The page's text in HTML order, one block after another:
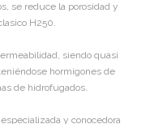
se reduce la porosidad y
H250.
siendo quasi
hormigones de
de hidrofugados.
y conocedora